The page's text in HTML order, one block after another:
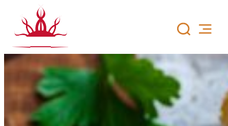
sisältöön